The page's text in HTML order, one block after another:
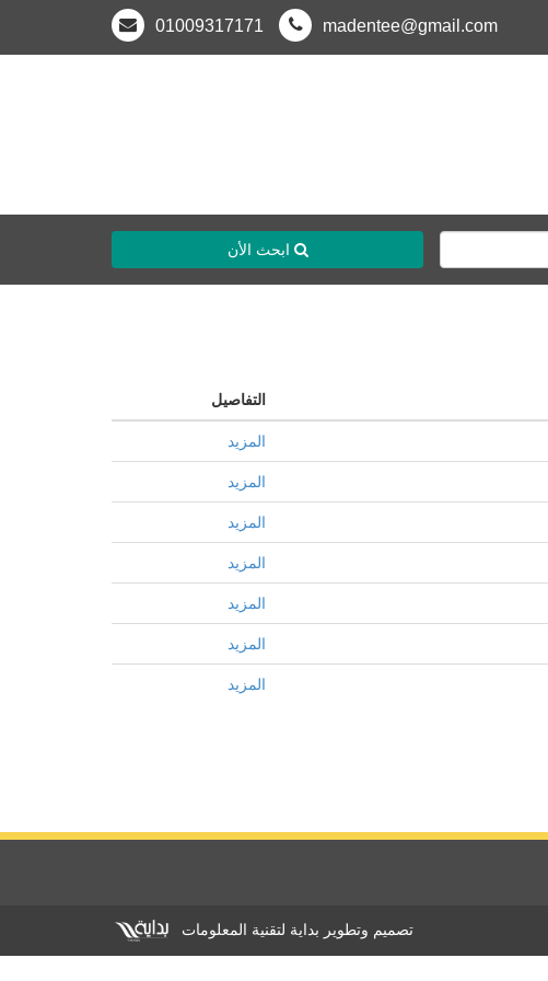
madentee@gmail.com
01009317171
ابحث الأن
التفاصيل
المزيد
المزيد
المزيد
المزيد
المزيد
المزيد
المزيد
تصميم وتطوير بداية لتقنية المعلومات